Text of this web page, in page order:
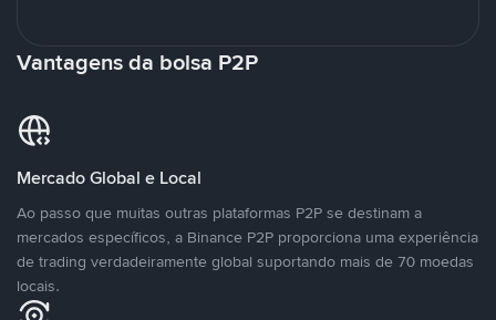
Vantagens da bolsa P2P
Mercado Global e Local
Ao passo que muitas outras plataformas P2P se destinam a
mercados específicos, a Binance P2P proporciona uma experiência
de trading verdadeiramente global suportando mais de 70 moedas
locais.